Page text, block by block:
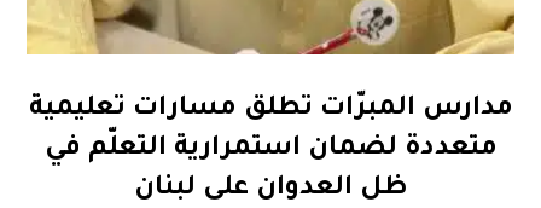
مدارس المبرّات تطلق مسارات تعليمية
متعددة لضمان استمرارية التعلّم في
ظل العدوان على لبنان